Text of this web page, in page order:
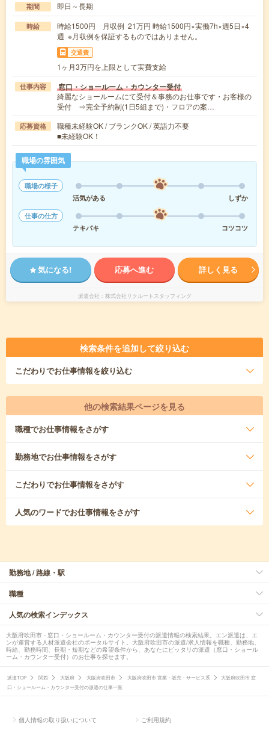
期間 即日～長期
時給
時給1500円 月収例 21万円 時給1500円×実働7h×週5日×4
週 ※月収例を保証するものではありません。
交通費
1ヶ月3万円を上限として実費支給
仕事内容 窓口・ショールーム・カウンター受付
綺麗なショールームにて受付＆事務のお仕事です・お客様の
受付 ⇒完全予約制(1日5組まで)・フロアの案…
応募資格
職種未経験OK / ブランクOK / 英語力不要
■未経験OK！
職場の雰囲気
職場の様子
活気がある
しずか
仕事の仕方
テキパキ
コツコツ
気になる! 応募へ進む 詳しく見る
派遣会社 株式会社リクルートスタッフィング
検索条件を追加して絞り込む
こだわりでお仕事情報を絞り込む
他の検索結果ページを見る
職種でお仕事情報をさがす
勤務地でお仕事情報をさがす
こだわりでお仕事情報をさがす
人気のワードでお仕事情報をさがす
勤務地 / 路線・駅
職種
人気の検索インデックス
大阪府吹田市 - 窓口・ショールーム・カウンター受付の派遣情報の検索結果。エン派遣は、エ
ンが運営する人材派遣会社のポータルサイト。大阪府吹田市の派遣/求人情報を職種、勤務地、
時給、勤務時間、長期・短期などの希望条件から、あなたにピッタリの派遣（窓口・ショール
ーム・カウンター受付）のお仕事を探せます。
派遣TOP 関西 大阪府 大阪府吹田市 大阪府吹田市 営業・販売・サービス系
大阪府吹田市 窓
口・ショールーム・カウンター受付の派遣の仕事一覧
個人情報の取り扱いについて ご利用規約